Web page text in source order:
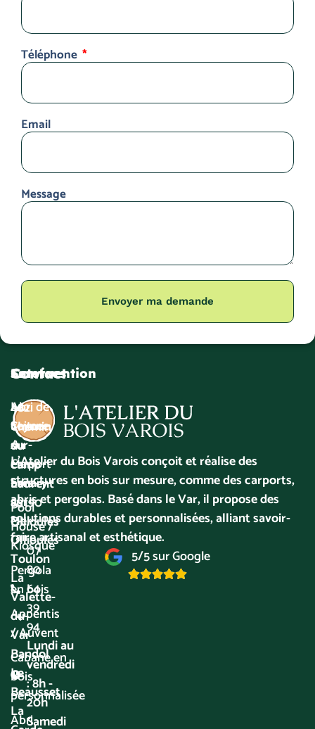
Téléphone
Email
Message
Envoyer ma demande
L’Atelier du Bois Varois conçoit et réalise des
structures en bois sur mesure, comme des carports,
abris et pergolas. Basé dans le Var, il propose des
solutions durables et personnalisées, alliant savoir-
faire artisanal et esthétique.
5/5 sur Google
Services
Abri de
voiture
/
Carport
bois
Pool
House /
Kiosque
Pergola
en bois
Appentis
/ Auvent
Cabane en
bois
personnalisée
Abri
Intervention
La
Seyne-
sur-
Mer
Sanary-
sur-
Mer
Ollioules
Toulon
La
Valette-
du-
Var
Bandol
Le
Beausset
La
Contact
482.
Chemin
du
camp
Laurent
83190
Ollioules
07
80
64
39
94
Lundi au
vendredi
: 8h -
20h
Samedi